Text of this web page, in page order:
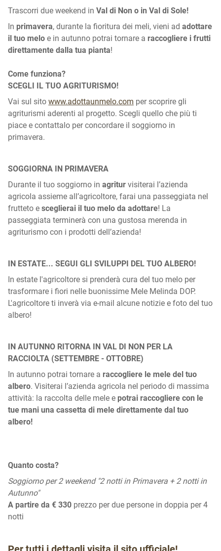
Trascorri due weekend in Val di Non o in Val di Sole!
In primavera, durante la fioritura dei meli, vieni ad adottare
il tuo melo e in autunno potrai tornare a raccogliere i frutti
direttamente dalla tua pianta!
Come funziona?
SCEGLI IL TUO AGRITURISMO!
Vai sul sito www.adottaunmelo.com per scoprire gli
agriturismi aderenti al progetto. Scegli quello che più ti
piace e contattalo per concordare il soggiorno in
primavera.
SOGGIORNA IN PRIMAVERA
Durante il tuo soggiorno in agritur visiterai l’azienda
agricola assieme all’agricoltore, farai una passeggiata nel
frutteto e sceglierai il tuo melo da adottare! La
passeggiata terminerà con una gustosa merenda in
agriturismo con i prodotti dell’azienda!
IN ESTATE... SEGUI GLI SVILUPPI DEL TUO ALBERO!
In estate l'agricoltore si prenderà cura del tuo melo per
trasformare i fiori nelle buonissime Mele Melinda DOP.
L'agricoltore ti inverà via e-mail alcune notizie e foto del tuo
albero!
IN AUTUNNO RITORNA IN VAL DI NON PER LA
RACCIOLTA (SETTEMBRE - OTTOBRE)
In autunno potrai tornare a raccogliere le mele del tuo
albero. Visiterai l’azienda agricola nel periodo di massima
attività: la raccolta delle mele e potrai raccogliere con le
tue mani una cassetta di mele direttamente dal tuo
albero!
Quanto costa?
Soggiorno per 2 weekend "2 notti in Primavera + 2 notti in
Autunno"
A partire da € 330 prezzo per due persone in doppia per 4
notti